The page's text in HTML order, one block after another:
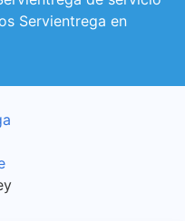
Servientrega en